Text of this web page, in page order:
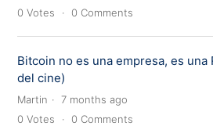
0 Votes 0 Comments
Bitcoin no es una empresa, es una
del cine)
Martin
7 months ago
0 Votes 0 Comments